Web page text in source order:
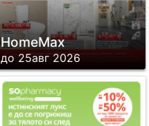
HomeMax
до 25авг 2026